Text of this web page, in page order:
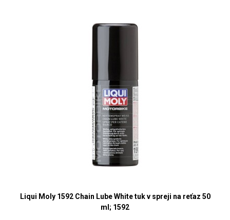
Liqui Moly 1592 Chain Lube White tuk v spreji na reťaz 50
ml; 1592